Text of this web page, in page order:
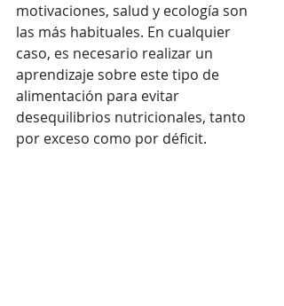
motivaciones, salud y ecología son
las más habituales. En cualquier
caso, es necesario realizar un
aprendizaje sobre este tipo de
alimentación para evitar
desequilibrios nutricionales, tanto
por exceso como por déficit.